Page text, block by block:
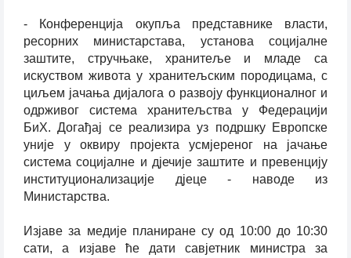
- Конференција окупља представнике власти,
ресорних министарстава, установа социјалне
заштите, стручњаке, хранитеље и младе са
искуством живота у хранитељским породицама, с
циљем јачања дијалога о развоју функционалног и
одрживог система хранитељства у Федерацији
БиХ. Догађај се реализира уз подршку Европске
уније у оквиру пројекта усмјереног на јачање
система социјалне и д‌јечије заштите и превенцију
институционализације д‌јеце - наводе из
Министарства.
Изјаве за медије планиране су од 10:00 до 10:30
сати, а изјаве ће дати савјетник министра за